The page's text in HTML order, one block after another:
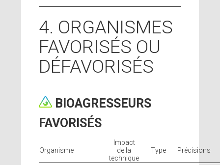
4. ORGANISMES
FAVORISÉS OU
DÉFAVORISÉS
BIOAGRESSEURS
FAVORISÉS
Organisme
Impact
de la
technique
Type Précisions